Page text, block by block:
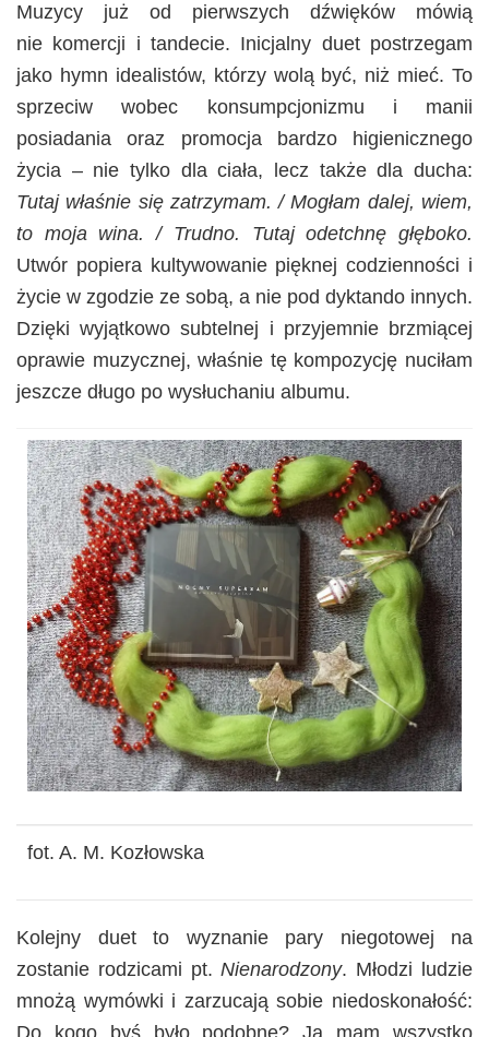
Muzycy już od pierwszych dźwięków mówią
nie komercji i tandecie. Inicjalny duet postrzegam
jako hymn idealistów, którzy wolą być, niż mieć. To
sprzeciw wobec konsumpcjonizmu i manii
posiadania oraz promocja bardzo higienicznego
życia – nie tylko dla ciała, lecz także dla ducha:
Tutaj właśnie się zatrzymam. / Mogłam dalej, wiem,
to moja wina. / Trudno. Tutaj odetchnę głęboko.
Utwór popiera kultywowanie pięknej codzienności i
życie w zgodzie ze sobą, a nie pod dyktando innych.
Dzięki wyjątkowo subtelnej i przyjemnie brzmiącej
oprawie muzycznej, właśnie tę kompozycję nuciłam
jeszcze długo po wysłuchaniu albumu.
fot. A. M. Kozłowska
Kolejny duet to wyznanie pary niegotowej na
zostanie rodzicami pt.Nienarodzony. Młodzi ludzie
mnożą wymówki i zarzucają sobie niedoskonałość: